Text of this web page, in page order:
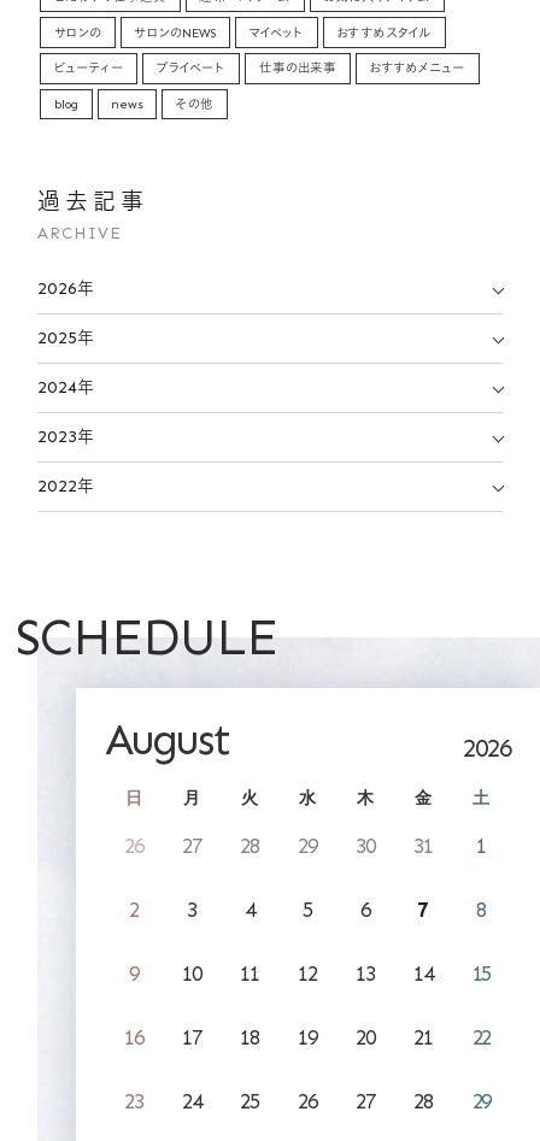
サロンの サロンのNEWS マイペット おすすめスタイル
ビューティー プライベート 仕事の出来事 おすすめメニュー
blog news その他
過去記事
ARCHIVE
2026年
2025年
2024年
2023年
2022年
SCHEDULE
August 2026
日 月 火 水 木 金 土
26 27 28 29 30 31 1
2 3 4 5 6 7 8
9 10 11 12 13 14 15
16 17 18 19 20 21 22
23 24 25 26 27 28 29